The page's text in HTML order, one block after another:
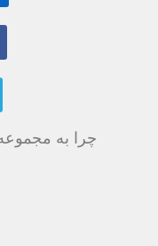
چرا به مجموعه